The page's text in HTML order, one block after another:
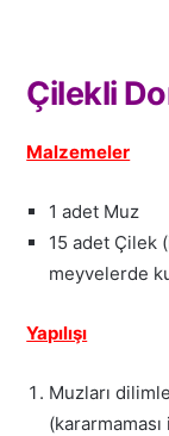
Çilekli
Malzemeler
1 adet Muz
15 adet Çilek
meyvelerde
Yapılışı
Muzları